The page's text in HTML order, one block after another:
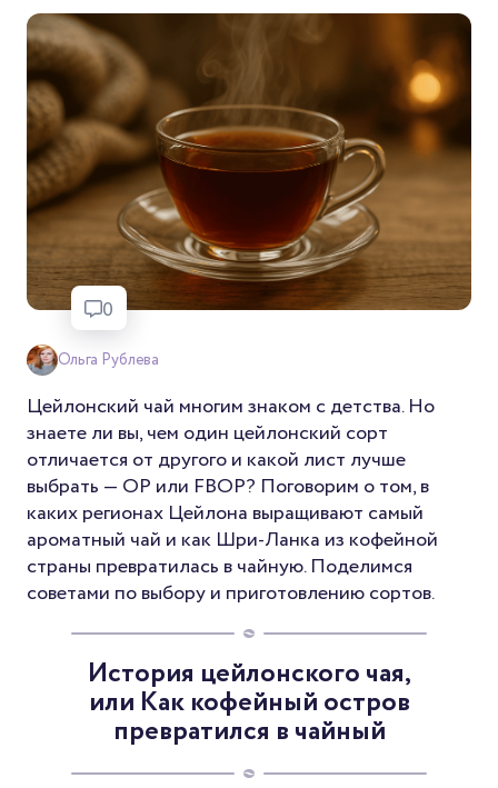
0
Ольга Рублева
Цейлонский чай многим знаком с детства. Но
знаете ли вы, чем один цейлонский сорт
отличается от другого и какой лист лучше
выбрать — OP или FBOP? Поговорим о том, в
каких регионах Цейлона выращивают самый
ароматный чай и как Шри-Ланка из кофейной
страны превратилась в чайную. Поделимся
советами по выбору и приготовлению сортов.
История цейлонского чая,
или Как кофейный остров
превратился в чайный